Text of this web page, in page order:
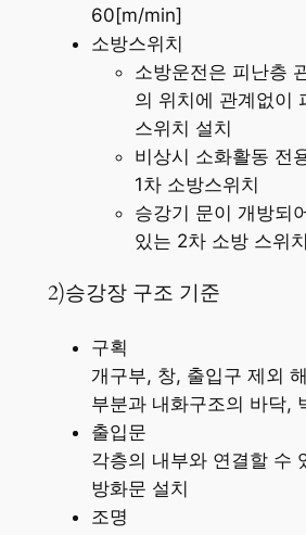
60[m/min]
소방스위치
소방운전은 피난층
의 위치에 관계없이
스위치 설치
비상시 소화활동 전
1차 소방스위치
승강기 문이 개방되
있는 2차 소방 스위치
2)승강장 구조 기준
구획
개구부, 창, 출입구 제외
부분과 내화구조의 바닥,
출입문
각층의 내부와 연결할 수
방화문 설치
조명